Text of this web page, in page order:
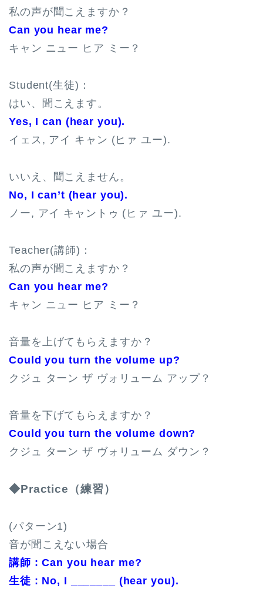
私の声が聞こえますか？
Can you hear me?
キャン ニュー ヒア ミー？
Student(生徒)：
はい、聞こえます。
Yes, I can (hear you).
イェス, アイ キャン (ヒァ ユー).
いいえ、聞こえません。
No, I can’t (hear you).
ノー, アイ キャントゥ (ヒァ ユー).
Teacher(講師)：
私の声が聞こえますか？
Can you hear me?
キャン ニュー ヒア ミー？
音量を上げてもらえますか？
Could you turn the volume up?
クジュ ターン ザ ヴォリューム アップ？
音量を下げてもらえますか？
Could you turn the volume down?
クジュ ターン ザ ヴォリューム ダウン？
◆Practice（練習）
(パターン1)
音が聞こえない場合
講師 : Can you hear me?
生徒 : No, I _______ (hear you).